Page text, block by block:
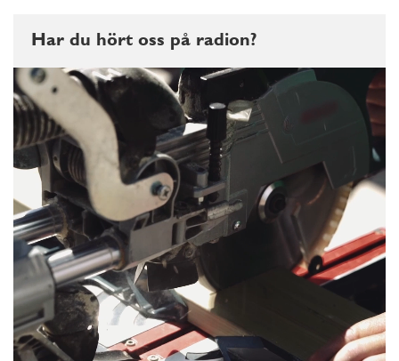
Har du hört oss på radion?